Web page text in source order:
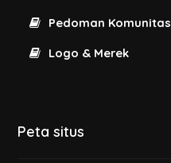
Pedoman Komunitas
Logo & Merek
Peta situs